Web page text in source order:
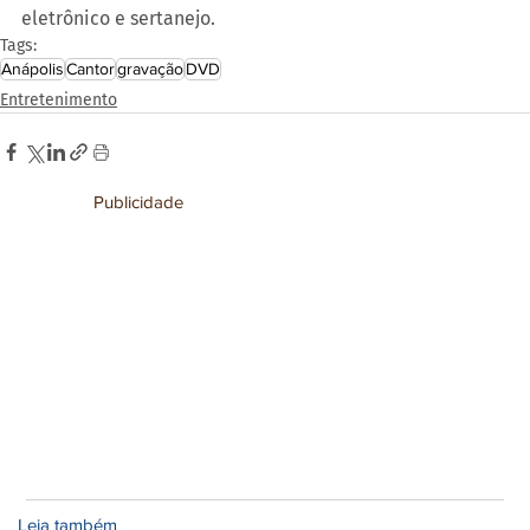
eletrônico e sertanejo.
Tags:
AnápolisCantorgravaçãoDVD
Entretenimento
Publicidade
Leia também